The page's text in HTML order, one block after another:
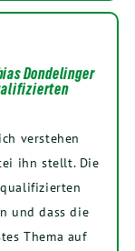
Dondelinger
verstehen
ihn stellt. Die
und dass die
Thema auf